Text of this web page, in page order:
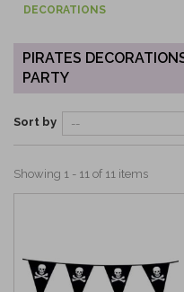
DECORATIONS
PIRATES
PARTY
Sort by
Showing 1 - 11 of 11 items